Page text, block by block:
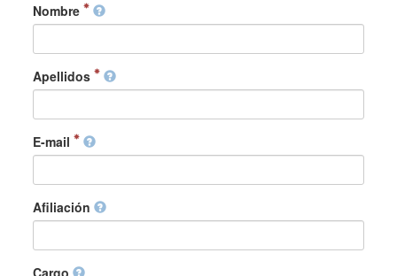
Nombre
Apellidos
E-mail
Afiliación
Cargo